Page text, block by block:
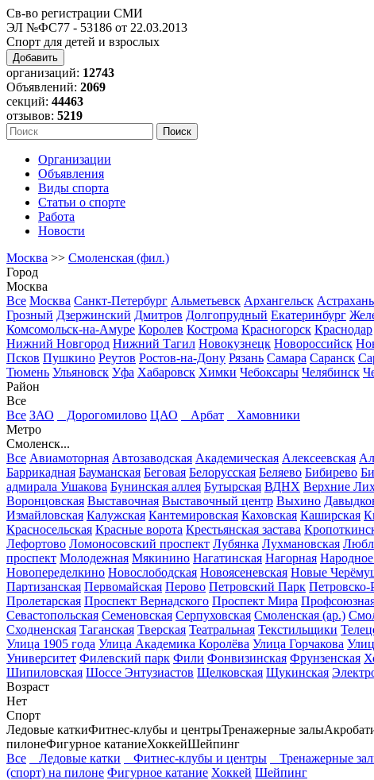
Св-во регистрации СМИ
ЭЛ №ФС77 - 53186 от 22.03.2013
Спорт для детей и взрослых
Добавить
организаций: 12743
Объявлений: 2069
секций: 44463
отзывов: 5219
Организации
Объявления
Виды спорта
Статьи о спорте
Работа
Новости
Москва >> Смоленская (фил.)
Город
Москва
Все Москва Санкт-Петербург Альметьевск Архангельск Астрахань
Грозный Дзержинский Дмитров Долгопрудный Екатеринбург
Комсомольск-на-Амуре Королев Кострома Красногорск Краснодар
Нижний Новгород Нижний Тагил Новокузнецк Новороссийск
Псков Пушкино Реутов Ростов-на-Дону Рязань Самара Саранск
Тюмень Ульяновск Уфа Хабаровск Химки Чебоксары Челябинск
Район
Все
Все ЗАО Дорогомилово ЦАО Арбат
Хамовники
Метро
Смоленск...
Все Авиамоторная Автозаводская Академическая Алексеевская
Баррикадная Бауманская Беговая Белорусская Беляево Бибирево
адмирала Ушакова Бунинская аллея Бутырская ВДНХ Верхние
Воронцовская Выставочная Выставочный центр Выхино
Измайловская Калужская Кантемировская Каховская Каширская
Красносельская Красные ворота Крестьянская застава
Лефортово Ломоносовский проспект Лубянка Лухмановская
проспект Молодежная Мякинино Нагатинская Нагорная
Новопеределкино Новослободская Новоясеневская Новые
Партизанская Первомайская Перово Петровский Парк Петровско-
Пролетарская Проспект Вернадского Проспект Мира
Севастопольская Семеновская Серпуховская Смоленская (ар.)
Сходненская Таганская Тверская Театральная Текстильщики
Улица 1905 года Улица Академика Королёва Улица Горчакова
Университет Филевский парк Фили Фонвизинская Фрунзенская
Шипиловская Шоссе Энтузиастов Щелковская Щукинская
Возраст
Нет
Спорт
Ледовые каткиФитнес-клубы и центрыТренажерные залы
пилонеФигурное катаниеХоккейШейпинг
Все
Ледовые катки Фитнес-клубы и центры Тренажерные
(спорт) на пилоне Фигурное катание Хоккей Шейпинг